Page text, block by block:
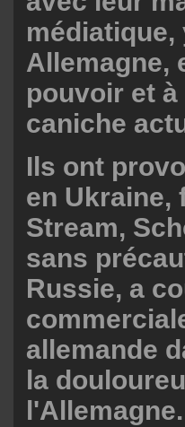
Allemagne,
pouvoir et
caniche
Ils ont
en Ukraine,
Stream,
sans
Russie, a
allemande
la
l'Allemagne.